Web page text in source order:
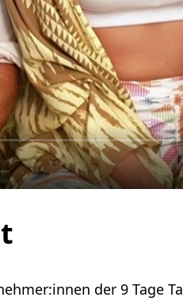
der 9 Tage